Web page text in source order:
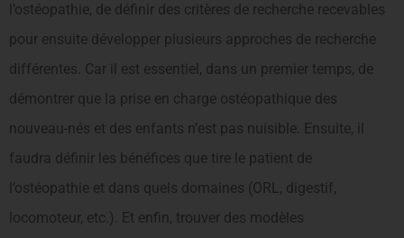
l’ostéopathie, de définir des critères de recherche recevables
pour ensuite développer plusieurs approches de recherche
différentes. Car il est essentiel, dans un premier temps, de
démontrer que la prise en charge ostéopathique des
nouveau-nés et des enfants n’est pas nuisible. Ensuite, il
faudra définir les bénéfices que tire le patient de
l’ostéopathie et dans quels domaines (ORL, digestif,
locomoteur, etc.). Et enfin, trouver des modèles